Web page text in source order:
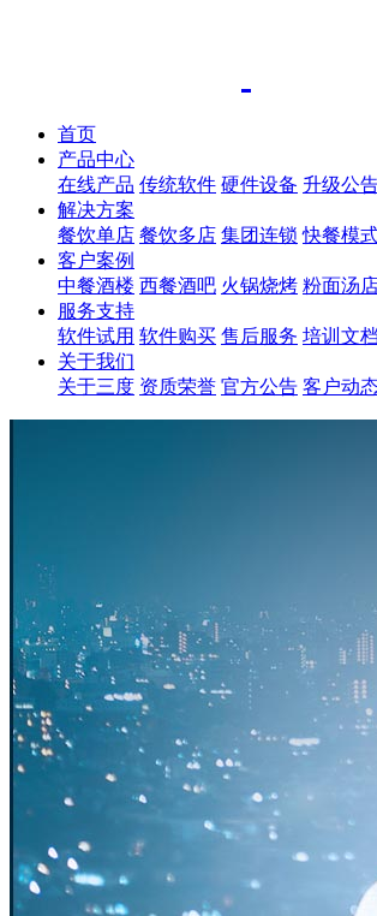
首页
产品中心
在线产品 传统软件 硬件设备 升级公
解决方案
餐饮单店 餐饮多店 集团连锁 快餐模
客户案例
中餐酒楼 西餐酒吧 火锅烧烤 粉面汤
服务支持
软件试用 软件购买 售后服务 培训文档
关于我们
关于三度 资质荣誉 官方公告 客户动